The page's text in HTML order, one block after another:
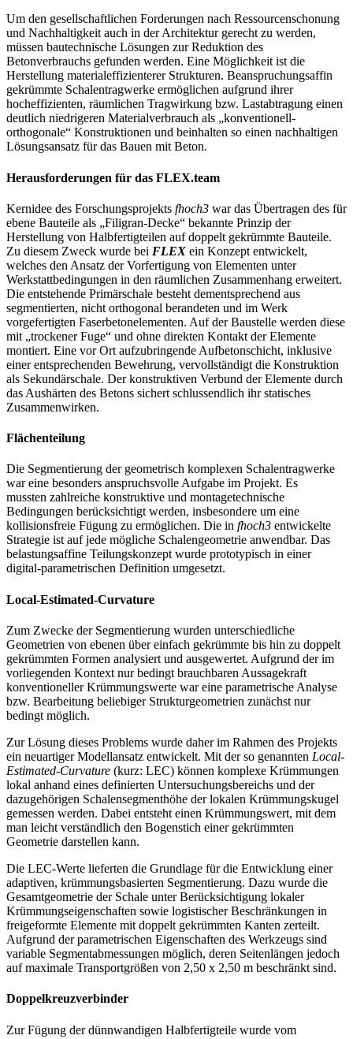
Um den gesellschaftlichen Forderungen nach Ressourcenschonung
und Nachhaltigkeit auch in der Architektur gerecht zu werden,
müssen bautechnische Lösungen zur Reduktion des
Betonverbrauchs gefunden werden. Eine Möglichkeit ist die
Herstellung materialeffizienterer Strukturen. Beanspruchungsaffin
gekrümmte Schalentragwerke ermöglichen aufgrund ihrer
hocheffizienten, räumlichen Tragwirkung bzw. Lastabtragung einen
deutlich niedrigeren Materialverbrauch als „konventionell-
orthogonale“ Konstruktionen und beinhalten so einen nachhaltigen
Lösungsansatz für das Bauen mit Beton.
Herausforderungen für das FLEX.team
Kernidee des Forschungsprojekts fhoch3 war das Übertragen des für
ebene Bauteile als „Filigran-Decke“ bekannte Prinzip der
Herstellung von Halbfertigteilen auf doppelt gekrümmte Bauteile.
Zu diesem Zweck wurde bei FLEX ein Konzept entwickelt,
welches den Ansatz der Vorfertigung von Elementen unter
Werkstattbedingungen in den räumlichen Zusammenhang erweitert.
Die entstehende Primärschale besteht dementsprechend aus
segmentierten, nicht orthogonal berandeten und im Werk
vorgefertigten Faserbetonelementen. Auf der Baustelle werden diese
mit „trockener Fuge“ und ohne direkten Kontakt der Elemente
montiert. Eine vor Ort aufzubringende Aufbetonschicht, inklusive
einer entsprechenden Bewehrung, vervollständigt die Konstruktion
als Sekundärschale. Der konstruktiven Verbund der Elemente durch
das Aushärten des Betons sichert schlussendlich ihr statisches
Zusammenwirken.
Flächenteilung
Die Segmentierung der geometrisch komplexen Schalentragwerke
war eine besonders anspruchsvolle Aufgabe im Projekt. Es
mussten zahlreiche konstruktive und montagetechnische
Bedingungen berücksichtigt werden, insbesondere um eine
kollisionsfreie Fügung zu ermöglichen. Die in fhoch3 entwickelte
Strategie ist auf jede mögliche Schalengeometrie anwendbar. Das
belastungsaffine Teilungskonzept wurde prototypisch in einer
digital-parametrischen Definition umgesetzt.
Local-Estimated-Curvature
Zum Zwecke der Segmentierung wurden unterschiedliche
Geometrien von ebenen über einfach gekrümmte bis hin zu doppelt
gekrümmten Formen analysiert und ausgewertet. Aufgrund der im
vorliegenden Kontext nur bedingt brauchbaren Aussagekraft
konventioneller Krümmungswerte war eine parametrische Analyse
bzw. Bearbeitung beliebiger Strukturgeometrien zunächst nur
bedingt möglich.
Zur Lösung dieses Problems wurde daher im Rahmen des Projekts
ein neuartiger Modellansatz entwickelt. Mit der so genannten Local-
Estimated-Curvature (kurz: LEC) können komplexe Krümmungen
lokal anhand eines definierten Untersuchungsbereichs und der
dazugehörigen Schalensegmenthöhe der lokalen Krümmungskugel
gemessen werden. Dabei entsteht einen Krümmungswert, mit dem
man leicht verständlich den Bogenstich einer gekrümmten
Geometrie darstellen kann.
Die LEC-Werte lieferten die Grundlage für die Entwicklung einer
adaptiven, krümmungsbasierten Segmentierung. Dazu wurde die
Gesamtgeometrie der Schale unter Berücksichtigung lokaler
Krümmungseigenschaften sowie logistischer Beschränkungen in
freigeformte Elemente mit doppelt gekrümmten Kanten zerteilt.
Aufgrund der parametrischen Eigenschaften des Werkzeugs sind
variable Segmentabmessungen möglich, deren Seitenlängen jedoch
auf maximale Transportgrößen von 2,50 x 2,50 m beschränkt sind.
Doppelkreuzverbinder
Zur Fügung der dünnwandigen Halbfertigteile wurde vom